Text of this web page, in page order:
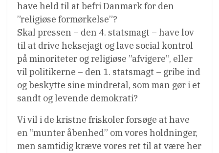
have held til at befri Danmark for den
”religiøse formørkelse”?
Skal pressen – den 4. statsmagt – have lov
til at drive heksejagt og lave social kontrol
på minoriteter og religiøse ”afvigere”, eller
vil politikerne – den 1. statsmagt – gribe ind
og beskytte sine mindretal, som man gør i et
sandt og levende demokrati?
Vi vil i de kristne friskoler forsøge at have
en ”munter åbenhed” om vores holdninger,
men samtidig kræve vores ret til at være her